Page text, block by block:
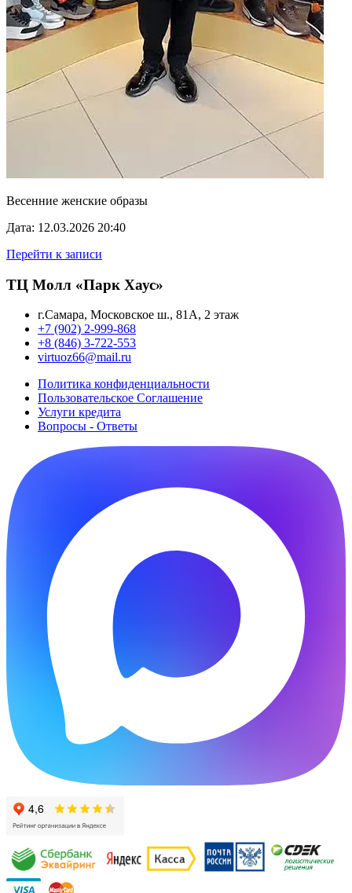
Весенние женские образы
Дата: 12.03.2026 20:40
Перейти к записи
ТЦ Молл «Парк Хаус»
г.Самара, Московское ш., 81А, 2 этаж
+7 (902) 2-999-868
+8 (846) 3-722-553
virtuoz66@mail.ru
Политика конфиденциальности
Пользовательское Cоглашение
Услуги кредита
Вопросы - Ответы